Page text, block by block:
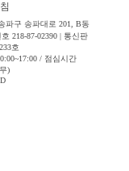
파구 송파대로 201, B동
218-87-02390 | 통신판
호
/ 점심시간
)